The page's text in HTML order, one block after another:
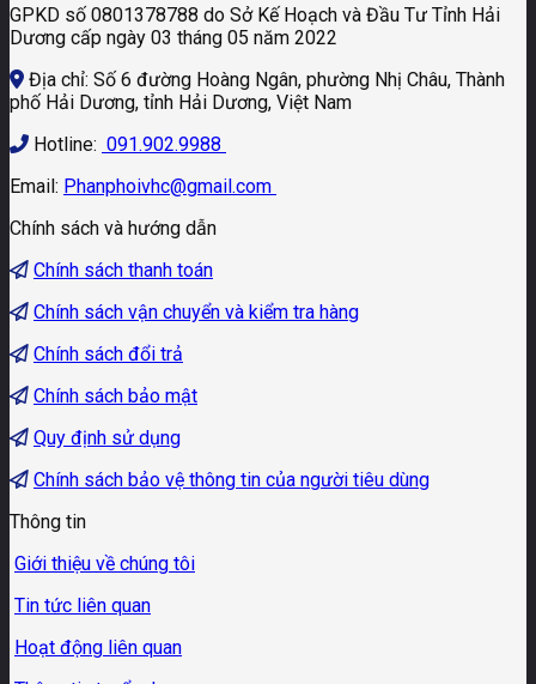
GPKD số 0801378788 do Sở Kế Hoạch và Đầu Tư Tỉnh Hải
Dương cấp ngày 03 tháng 05 năm 2022
Địa chỉ: Số 6 đường Hoàng Ngân, phường Nhị Châu, Thành
phố Hải Dương, tỉnh Hải Dương, Việt Nam
Hotline: 091.902.9988
Email: Phanphoivhc@gmail.com
Chính sách và hướng dẫn
Chính sách thanh toán
Chính sách vận chuyển và kiểm tra hàng
Chính sách đổi trả
Chính sách bảo mật
Quy định sử dụng
Chính sách bảo vệ thông tin của người tiêu dùng
Thông tin
Giới thiệu về chúng tôi
Tin tức liên quan
Hoạt động liên quan